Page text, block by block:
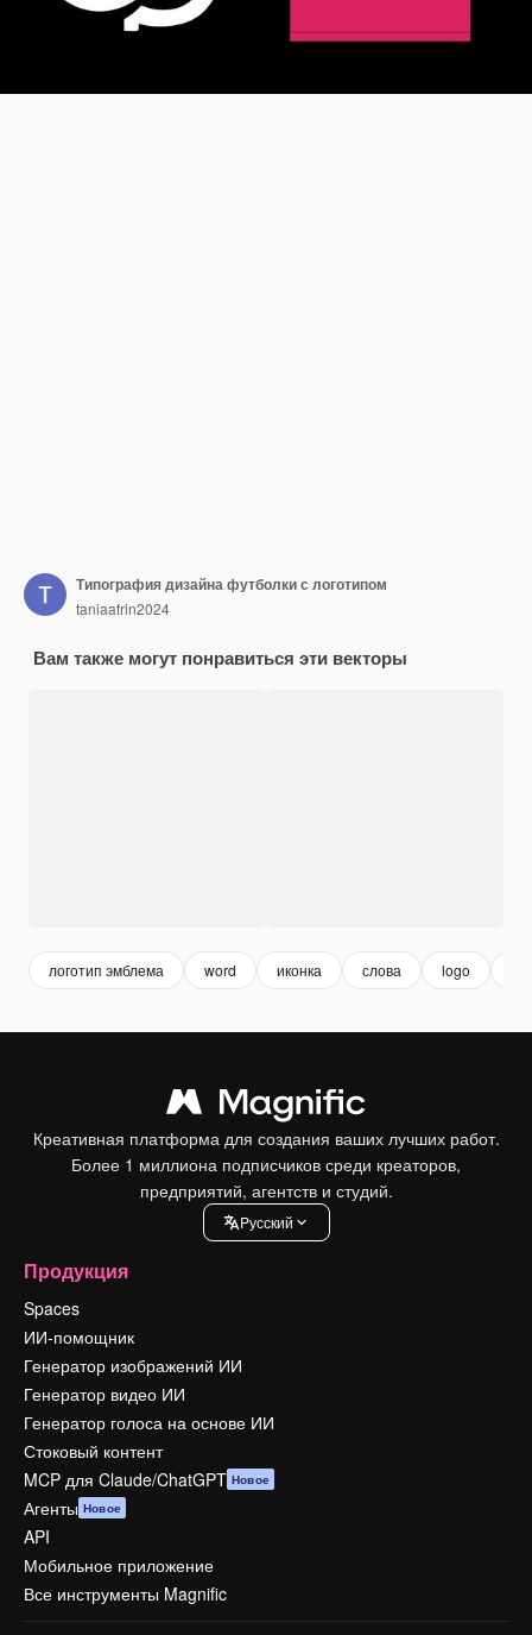
Типография дизайна футболки с логотипом
taniaafrin2024
Вам также могут понравиться эти векторы
логотип эмблема word иконка слова logo
Креативная платформа для создания ваших лучших работ.
Более 1 миллиона подписчиков среди креаторов,
предприятий, агентств и студий.
Pусский
Продукция
Spaces
ИИ-помощник
Генератор изображений ИИ
Генератор видео ИИ
Генератор голоса на основе ИИ
Стоковый контент
MCP для Claude/ChatGPT Новое
Агенты Новое
API
Мобильное приложение
Все инструменты Magnific